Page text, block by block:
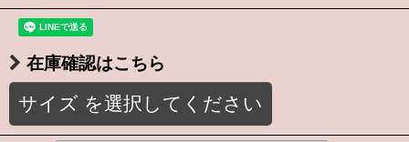
在庫確認はこちら
サイズ を選択してください